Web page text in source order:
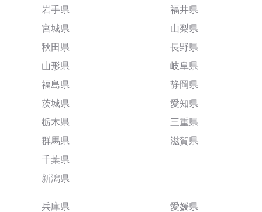
岩手県
宮城県
秋田県
山形県
福島県
茨城県
栃木県
群馬県
千葉県
新潟県
福井県
山梨県
長野県
岐阜県
静岡県
愛知県
三重県
滋賀県
兵庫県
愛媛県